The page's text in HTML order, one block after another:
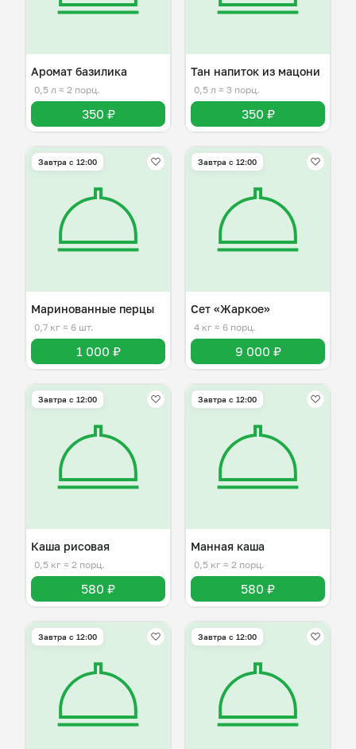
Аромат базилика
0,5 л ≈ 2 порц.
350 ₽
Тан напиток из мацони
0,5 л ≈ 3 порц.
350 ₽
Завтра c 12:00
Маринованные перцы
0,7 кг ≈ 6 шт.
1 000 ₽
Завтра c 12:00
Сет «Жаркое»
4 кг ≈ 6 порц.
9 000 ₽
Завтра c 12:00
Каша рисовая
0,5 кг ≈ 2 порц.
580 ₽
Завтра c 12:00
Манная каша
0,5 кг ≈ 2 порц.
580 ₽
Завтра c 12:00 Завтра c 12:00